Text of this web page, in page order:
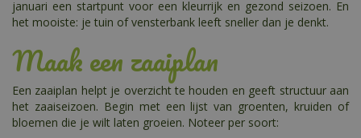
januari een startpunt voor een kleurrijk en gezond seizoen. En
het mooiste: je tuin of vensterbank leeft sneller dan je denkt.
Maak een zaaiplan
Een zaaiplan helpt je overzicht te houden en geeft structuur aan
het zaaiseizoen. Begin met een lijst van groenten, kruiden of
bloemen die je wilt laten groeien. Noteer per soort: